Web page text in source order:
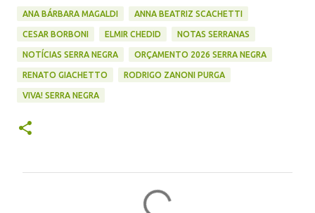
ANA BÁRBARA MAGALDI ANNA BEATRIZ SCACHETTI
CESAR BORBONI ELMIR CHEDID NOTAS SERRANAS
NOTÍCIAS SERRA NEGRA ORÇAMENTO 2026 SERRA NEGRA
RENATO GIACHETTO RODRIGO ZANONI PURGA
VIVA! SERRA NEGRA